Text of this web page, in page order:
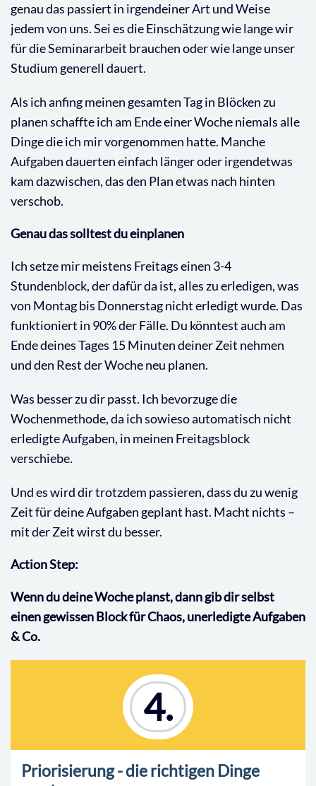
genau das passiert in irgendeiner Art und Weise
jedem von uns. Sei es die Einschätzung wie lange wir
für die Seminararbeit brauchen oder wie lange unser
Studium generell dauert.
Als ich anfing meinen gesamten Tag in Blöcken zu
planen schaffte ich am Ende einer Woche niemals alle
Dinge die ich mir vorgenommen hatte. Manche
Aufgaben dauerten einfach länger oder irgendetwas
kam dazwischen, das den Plan etwas nach hinten
verschob.
Genau das solltest du einplanen
Ich setze mir meistens Freitags einen 3-4
Stundenblock, der dafür da ist, alles zu erledigen, was
von Montag bis Donnerstag nicht erledigt wurde. Das
funktioniert in 90% der Fälle. Du könntest auch am
Ende deines Tages 15 Minuten deiner Zeit nehmen
und den Rest der Woche neu planen.
Was besser zu dir passt. Ich bevorzuge die
Wochenmethode, da ich sowieso automatisch nicht
erledigte Aufgaben, in meinen Freitagsblock
verschiebe.
Und es wird dir trotzdem passieren, dass du zu wenig
Zeit für deine Aufgaben geplant hast. Macht nichts –
mit der Zeit wirst du besser.
Action Step:
Wenn du deine Woche planst, dann gib dir selbst
einen gewissen Block für Chaos, unerledigte Aufgaben
& Co.
4.
Priorisierung - die richtigen Dinge